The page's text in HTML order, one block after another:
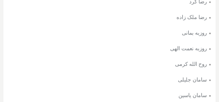
رضا کرد
رضا ملک زاده
روزبه بمانی
روزبه نعمت الهی
روح الله کرمی
سامان جلیلی
سامان یاسین